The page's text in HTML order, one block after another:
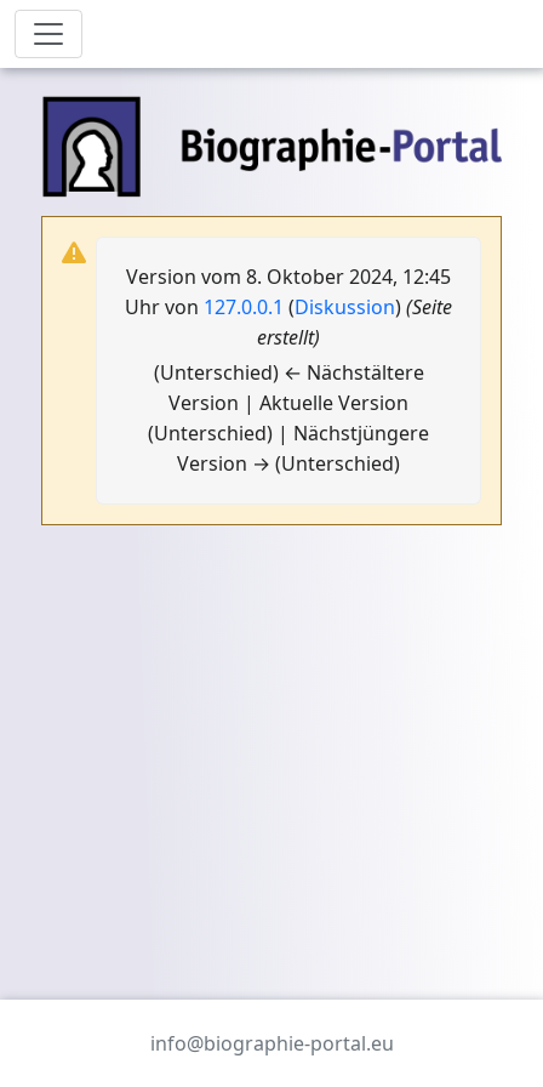
Version vom 8. Oktober 2024, 12:45
Uhr von 127.0.0.1 (Diskussion)(Seite
erstellt)
(Unterschied) ← Nächstältere
Version | Aktuelle Version
(Unterschied) | Nächstjüngere
Version → (Unterschied)
info@biographie-portal.eu